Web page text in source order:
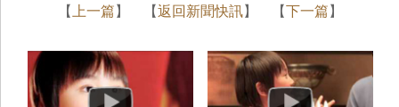
【 上一篇 】 【返回新聞快訊】 【下一篇 】